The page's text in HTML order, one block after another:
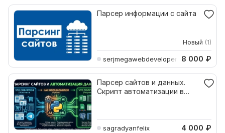
Парсер информации с сайта
Новый (1)
serjmegawebdeveloper 8 000 ₽
Парсер сайтов и данных.
Скрипт автоматизации в
sagradyanfelix 4 000 ₽